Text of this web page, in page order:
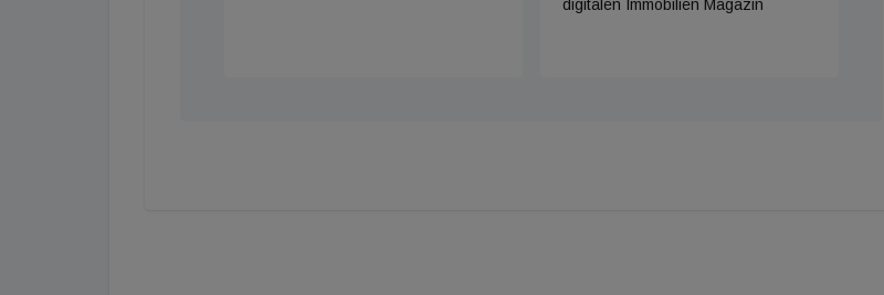
digitalen Immobilien Magazin